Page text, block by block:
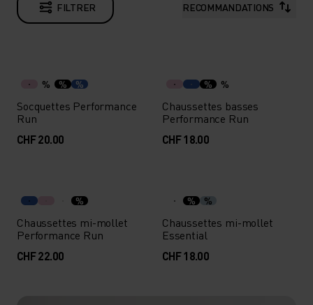
FILTRER RECOMMANDATIONS
% % %
Socquettes Performance
Run
CHF 20.00
% %
Chaussettes basses
Performance Run
CHF 18.00
%
Chaussettes mi-mollet
Performance Run
CHF 22.00
% %
Chaussettes mi-mollet
Essential
CHF 18.00